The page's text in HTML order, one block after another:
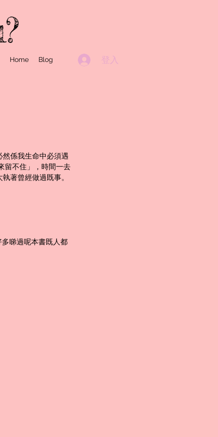
Home Blog 登入
係我生命中必須遇
留不住」，時間一去
著曾經做過既事。
睇過呢本書既人都